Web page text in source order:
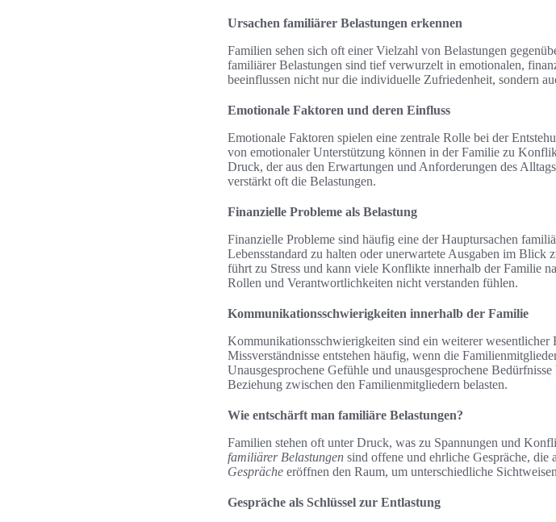
Ursachen familiärer Belastungen erkennen
Familien sehen sich oft einer Vielzahl von Belastungen
familiärer Belastungen sind tief verwurzelt in emotionalen,
beeinflussen nicht nur die individuelle Zufriedenheit, sondern
Emotionale Faktoren und deren Einfluss
Emotionale Faktoren spielen eine zentrale Rolle bei der
von emotionaler Unterstützung können in der Familie zu
Druck, der aus den Erwartungen und Anforderungen des
verstärkt oft die Belastungen.
Finanzielle Probleme als Belastung
Finanzielle Probleme sind häufig eine der Hauptursachen
Lebensstandard zu halten oder unerwartete Ausgaben im
führt zu Stress und kann viele Konflikte innerhalb der Familie
Rollen und Verantwortlichkeiten nicht verstanden fühlen.
Kommunikationsschwierigkeiten innerhalb der Familie
Kommunikationsschwierigkeiten sind ein weiterer wesentlicher
Missverständnisse entstehen häufig, wenn die
Unausgesprochene Gefühle und unausgesprochene
Beziehung zwischen den Familienmitgliedern belasten.
Wie entschärft man familiäre Belastungen?
Familien stehen oft unter Druck, was zu Spannungen und
familiärer Belastungen sind offene und ehrliche Gespräche,
Gespräche eröffnen den Raum, um unterschiedliche
Gespräche als Schlüssel zur Entlastung